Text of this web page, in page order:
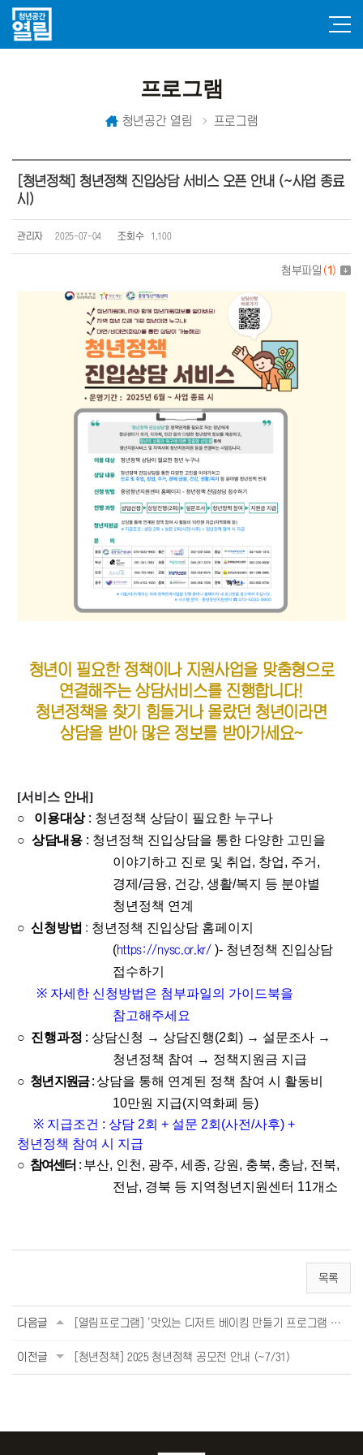
프로그램
청년공간 열림 프로그램
[청년정책] 청년정책 진입상담 서비스 오픈 안내 (~사업 종료
시)
관리자 2025-07-04 조회수 1,100
첨부파일 (1 )
청년이 필요한 정책이나 지원사업을 맞춤형으로
연결해주는 상담서비스를 진행합니다!
청년정책을 찾기 힘들거나 몰랐던 청년이라면
상담을 받아 많은 정보를 받아가세요~
[서비스 안내]
○
이용대상 : 청년정책 상담이 필요한 누구나
○ 상담내용 : 청년정책 진입상담을 통한 다양한 고민을
이야기하고 진로 및 취업, 창업, 주거,
경제/금융, 건강, 생활/복지 등 분야별
청년정책 연계
○ 신청방법 : 청년정책 진입상담 홈페이지
(https://nysc.or.kr/ )- 청년정책 진입상담
접수하기
※ 자세한 신청방법은 첨부파일의 가이드북을
참고해주세요
○ 진행과정 : 상담신청 → 상담진행(2회) → 설문조사 →
청년정책 참여 → 정책지원금 지급
○ 청년 지원금: 상담을 통해 연계된 정책 참여 시 활동비
10만원 지급(지역화폐 등)
※ 지급조건 : 상담 2회 + 설문 2회(사전/사후) +
청년정책 참여 시 지급
○ 참여센터: 부산, 인천, 광주, 세종, 강원, 충북, 충남, 전북,
전남, 경북 등 지역청년지원센터 11개소
목록
다음글 [열림프로그램] '맛있는 디저트 베이킹 만들기 프로그램 4기' 참여자 모집 (~7/10)
이전글 [청년정책] 2025 청년정책 공모전 안내 (~7/31)